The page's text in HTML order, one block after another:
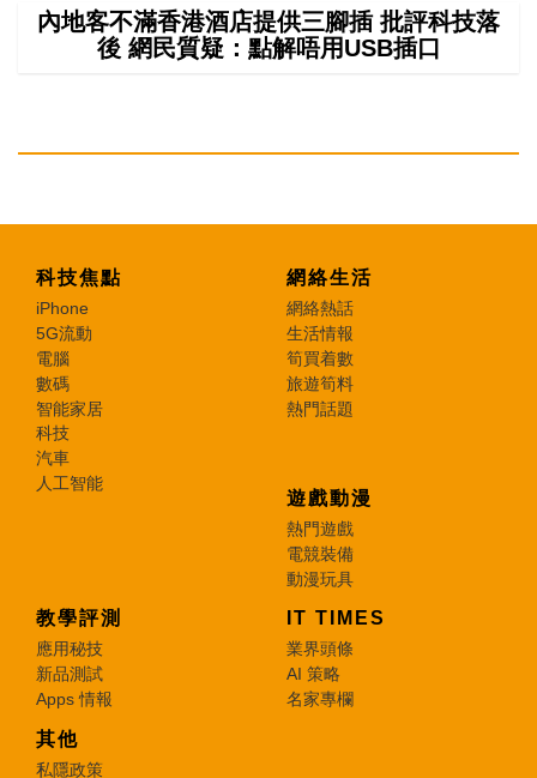
內地客不滿香港酒店提供三腳插 批評科技落
後 網民質疑：點解唔用USB插口
科技焦點
iPhone
5G流動
電腦
數碼
智能家居
科技
汽車
人工智能
網絡生活
網絡熱話
生活情報
筍買着數
旅遊筍料
熱門話題
遊戲動漫
熱門遊戲
電競裝備
動漫玩具
教學評測
應用秘技
新品測試
Apps 情報
IT TIMES
業界頭條
AI 策略
名家專欄
其他
私隱政策